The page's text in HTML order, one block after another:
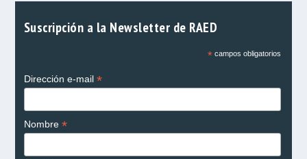
Suscripción a la Newsletter de RAED
*campos obligatorios
Dirección e-mail *
Nombre *